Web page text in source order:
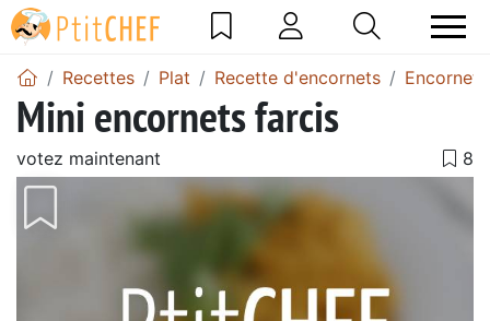
Recettes Plat Recette d'encornets
Mini encornets farcis
votez maintenant